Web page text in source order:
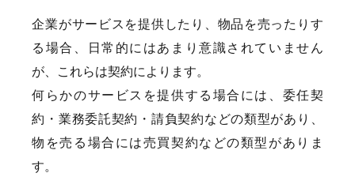
企業がサービスを提供したり、物品を売ったりす
る場合、日常的にはあまり意識されていません
が、これらは契約によります。
何らかのサービスを提供する場合には、委任契
約・業務委託契約・請負契約などの類型があり、
物を売る場合には売買契約などの類型がありま
す。